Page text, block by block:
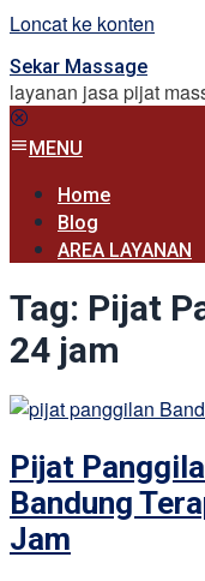
Loncat ke konten
Sekar Massage
layanan jasa pijat
MENU
Home
Blog
AREA LAYANAN
Tag: Pijat
24 jam
Pijat
Bandung
Jam